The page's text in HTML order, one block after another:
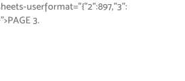
userformat="{"2":897,"3":
3.